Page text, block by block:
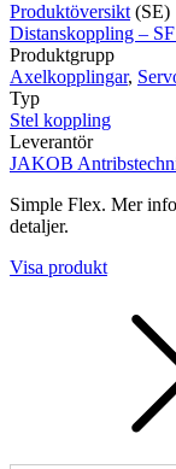
Mätning
MätskalorRäknare /
Givare
Maskinsäkerhet
LjusridåerLjustorn
Varningsljud
Varningsljus
ESD /
Produktöversikt (SE)
Distanskoppling –
Produktgrupp
Axelkopplingar,
Typ
Stel koppling
Leverantör
JAKOB
Simple Flex. Mer
detaljer.
Visa produkt